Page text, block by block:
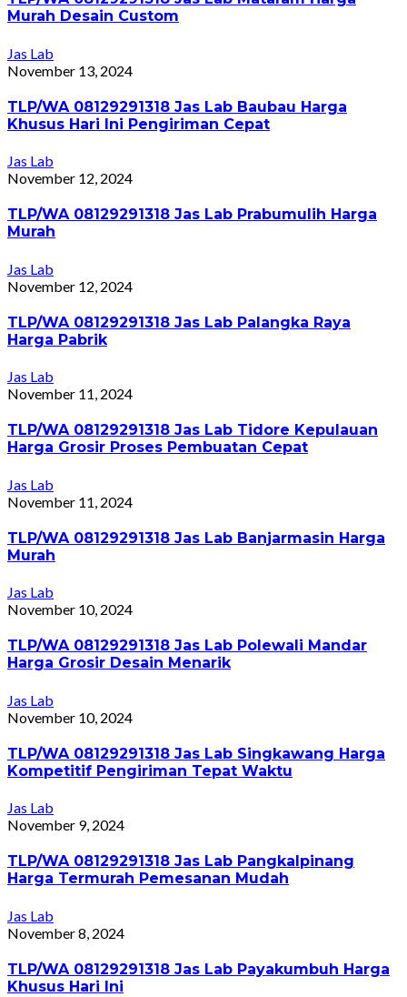
Murah Desain Custom
Jas Lab
November 13, 2024
TLP/WA 08129291318 Jas Lab Baubau Harga
Khusus Hari Ini Pengiriman Cepat
Jas Lab
November 12, 2024
TLP/WA 08129291318 Jas Lab Prabumulih Harga
Murah
Jas Lab
November 12, 2024
TLP/WA 08129291318 Jas Lab Palangka Raya
Harga Pabrik
Jas Lab
November 11, 2024
TLP/WA 08129291318 Jas Lab Tidore Kepulauan
Harga Grosir Proses Pembuatan Cepat
Jas Lab
November 11, 2024
TLP/WA 08129291318 Jas Lab Banjarmasin Harga
Murah
Jas Lab
November 10, 2024
TLP/WA 08129291318 Jas Lab Polewali Mandar
Harga Grosir Desain Menarik
Jas Lab
November 10, 2024
TLP/WA 08129291318 Jas Lab Singkawang Harga
Kompetitif Pengiriman Tepat Waktu
Jas Lab
November 9, 2024
TLP/WA 08129291318 Jas Lab Pangkalpinang
Harga Termurah Pemesanan Mudah
Jas Lab
November 8, 2024
TLP/WA 08129291318 Jas Lab Payakumbuh Harga
Khusus Hari Ini